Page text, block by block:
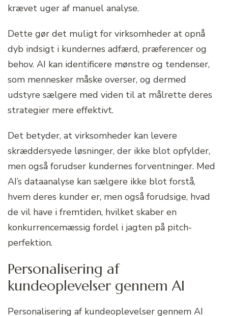
krævet uger af manuel analyse.
Dette gør det muligt for virksomheder at opnå
dyb indsigt i kundernes adfærd, præferencer og
behov. AI kan identificere mønstre og tendenser,
som mennesker måske overser, og dermed
udstyre sælgere med viden til at målrette deres
strategier mere effektivt.
Det betyder, at virksomheder kan levere
skræddersyede løsninger, der ikke blot opfylder,
men også forudser kundernes forventninger. Med
AI’s dataanalyse kan sælgere ikke blot forstå,
hvem deres kunder er, men også forudsige, hvad
de vil have i fremtiden, hvilket skaber en
konkurrencemæssig fordel i jagten på pitch-
perfektion.
Personalisering af
kundeoplevelser gennem AI
Personalisering af kundeoplevelser gennem AI